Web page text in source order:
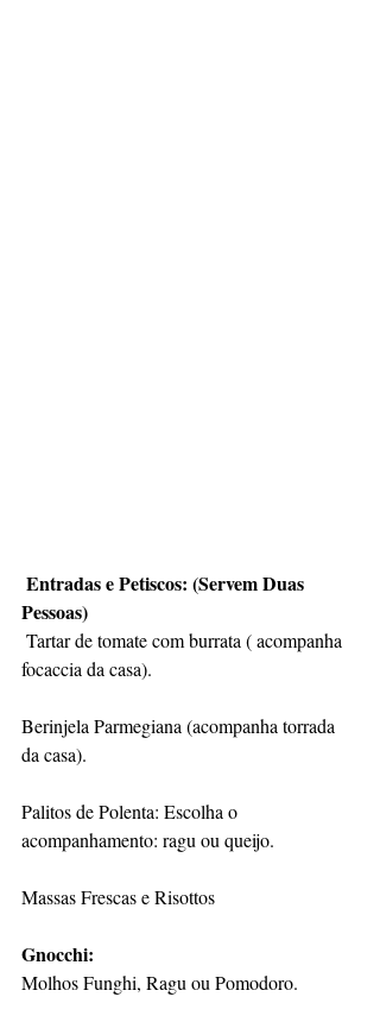
Pessoas)
focaccia da casa).
Berinjela Parmegiana (acompanha torrada
da casa).
Palitos de Polenta: Escolha o
acompanhamento: ragu ou queijo.
Massas Frescas e Risottos
Gnocchi:
Molhos Funghi, Ragu ou Pomodoro.